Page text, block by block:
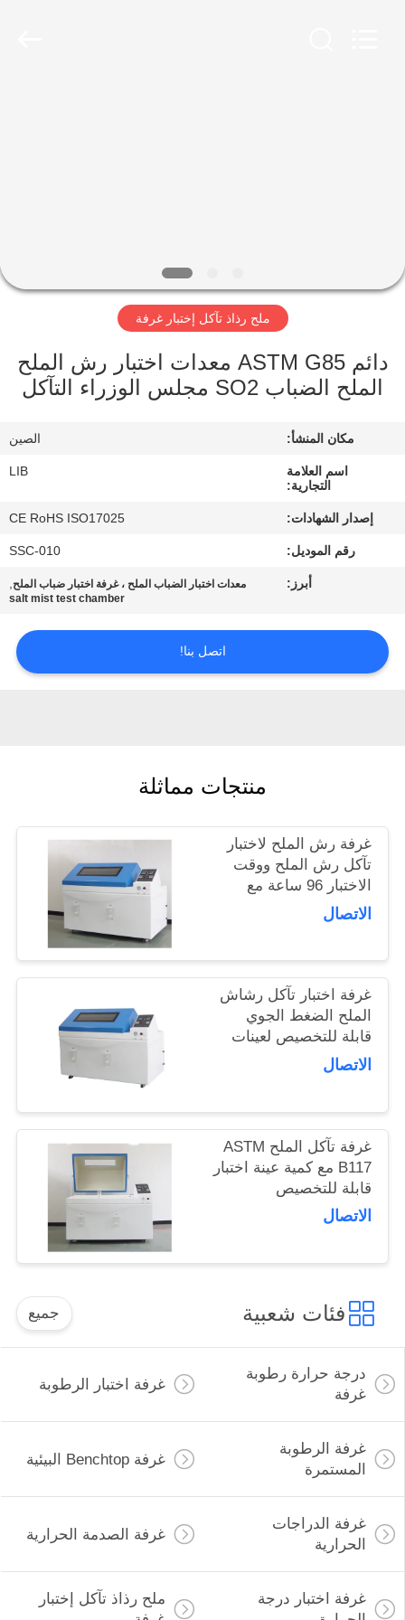
عنا
في
المعمل
مراقبة
الجودة
أخبار
اطلب
PRIVACY
POLICY
ملح رذاذ تآكل إختبار غرفة
دائم ASTM G85 معدات اختبار رش الملح
الملح الضباب SO2 مجلس الوزراء التآكل
مكان المنشأ: الصين
اسم العلامة
التجارية:
LIB
إصدار الشهادات: CE RoHS ISO17025
رقم الموديل: SSC-010
أبرز: معدات اختبار الضباب الملح ، غرفة اختبار ضباب الملح,
salt mist test chamber
اتصل بنا!
منتجات مماثلة
غرفة رش الملح لاختبار
تآكل رش الملح ووقت
الاختبار 96 ساعة مع
الجودة
الاتصال
غرفة اختبار تآكل رشاش
الملح الضغط الجوي
قابلة للتخصيص لعينات
المعادن
الاتصال
غرفة تآكل الملح ASTM
B117 مع كمية عينة اختبار
قابلة للتخصيص
الاتصال
فئات شعبية جميع
درجة حرارة رطوبة
غرفة
غرفة اختبار الرطوبة
غرفة الرطوبة
المستمرة
غرفة Benchtop البيئية
غرفة الدراجات
الحرارية
غرفة الصدمة الحرارية
غرفة اختبار درجة
ملح رذاذ تآكل إختبار